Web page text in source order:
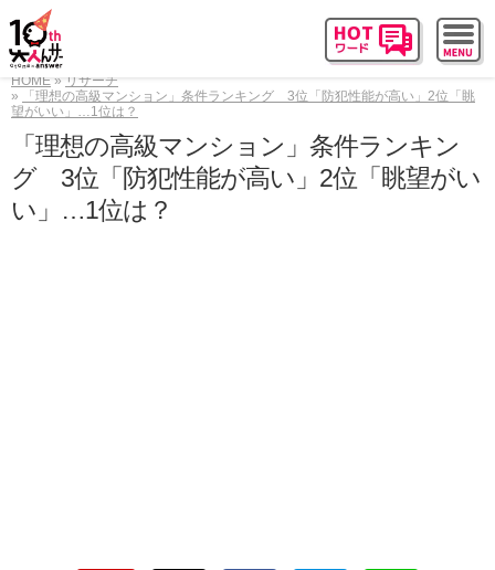
HOME
リサーチ
「理想の高級マンション」条件ランキング 3位「防犯性能が高い」2位「眺
望がいい」…1位は？
「理想の高級マンション」条件ランキン
グ 3位「防犯性能が高い」2位「眺望がい
い」…1位は？